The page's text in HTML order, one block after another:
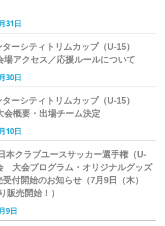
31日
ーシティトリムカップ（U-15）
アクセス／応援ルールについて
30日
ーシティトリムカップ（U-15）
概要・出場チーム決定
10日
本クラブユースサッカー選手権（U-
大会プログラム・オリジナルグッズ
付開始のお知らせ（7月9日（木）
販売開始！）
9日